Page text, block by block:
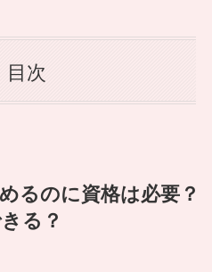
目次
るのに資格は必要？
る？